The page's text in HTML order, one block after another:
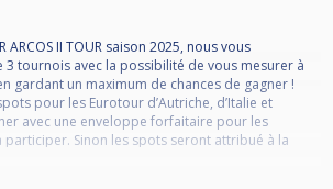
ARCOS II TOUR saison 2025, nous vous
tournois avec la possibilité de vous mesurer à
gardant un maximum de chances de gagner !
pour les Eurotour d’Autriche, d’Italie et
avec une enveloppe forfaitaire pour les
participer. Sinon les spots seront attribué à la
mis en place, l'évaluation sera déterminée